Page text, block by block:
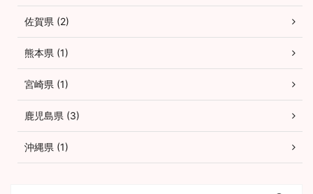
佐賀県 (2)
熊本県 (1)
宮崎県 (1)
鹿児島県 (3)
沖縄県 (1)